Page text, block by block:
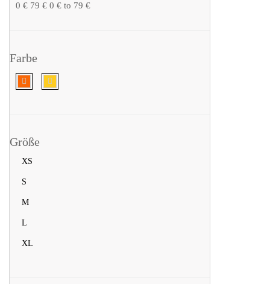
0 € 79 € 0 € to 79 €
Farbe
Größe
XS
S
M
L
XL